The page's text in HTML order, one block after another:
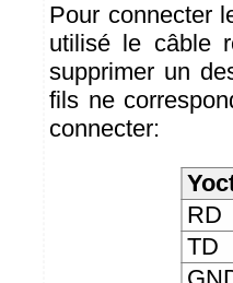
Pour connecter
utilisé le câble
supprimer un
fils ne
connecter:
RD
TD